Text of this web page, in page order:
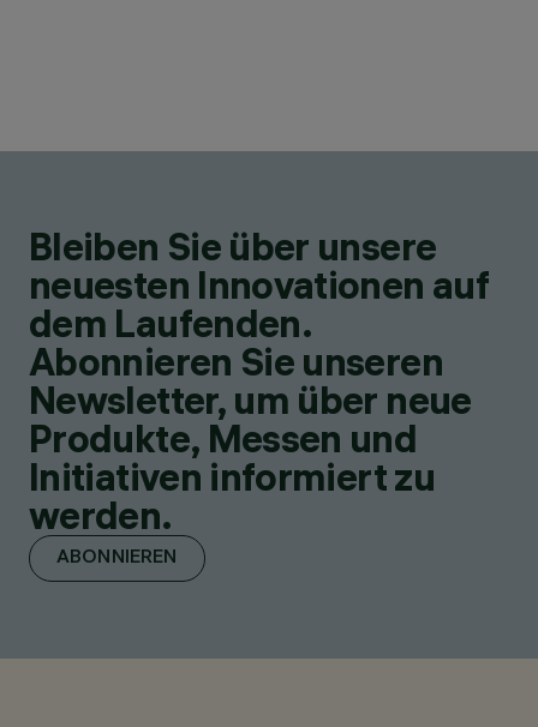
Bleiben Sie über unsere
neuesten Innovationen auf
dem Laufenden.
Abonnieren Sie unseren
Newsletter, um über neue
Produkte, Messen und
Initiativen informiert zu
werden.
ABONNIEREN